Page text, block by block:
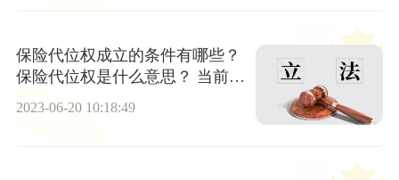
保险代位权成立的条件有哪些？
保险代位权是什么意思？ 当前速
讯
2023-06-20 10:18:49